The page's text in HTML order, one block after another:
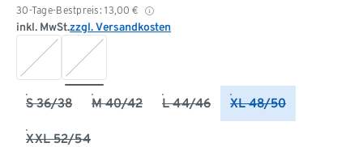
30-Tage-Bestpreis: 13,00 €
inkl. MwSt.zzgl. Versandkosten
S 36/38 M 40/42 L 44/46 XL 48/50
XXL 52/54